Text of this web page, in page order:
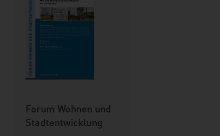
Forum Wohnen und
Stadtentwicklung